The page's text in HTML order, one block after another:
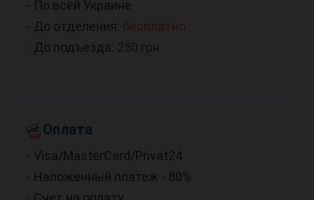
- По всей Украине
- До отделения: бесплатно
- До подъезда: 250 грн
Оплата
- Visa/MasterCard/Privat24
- Наложенный платеж - 80%